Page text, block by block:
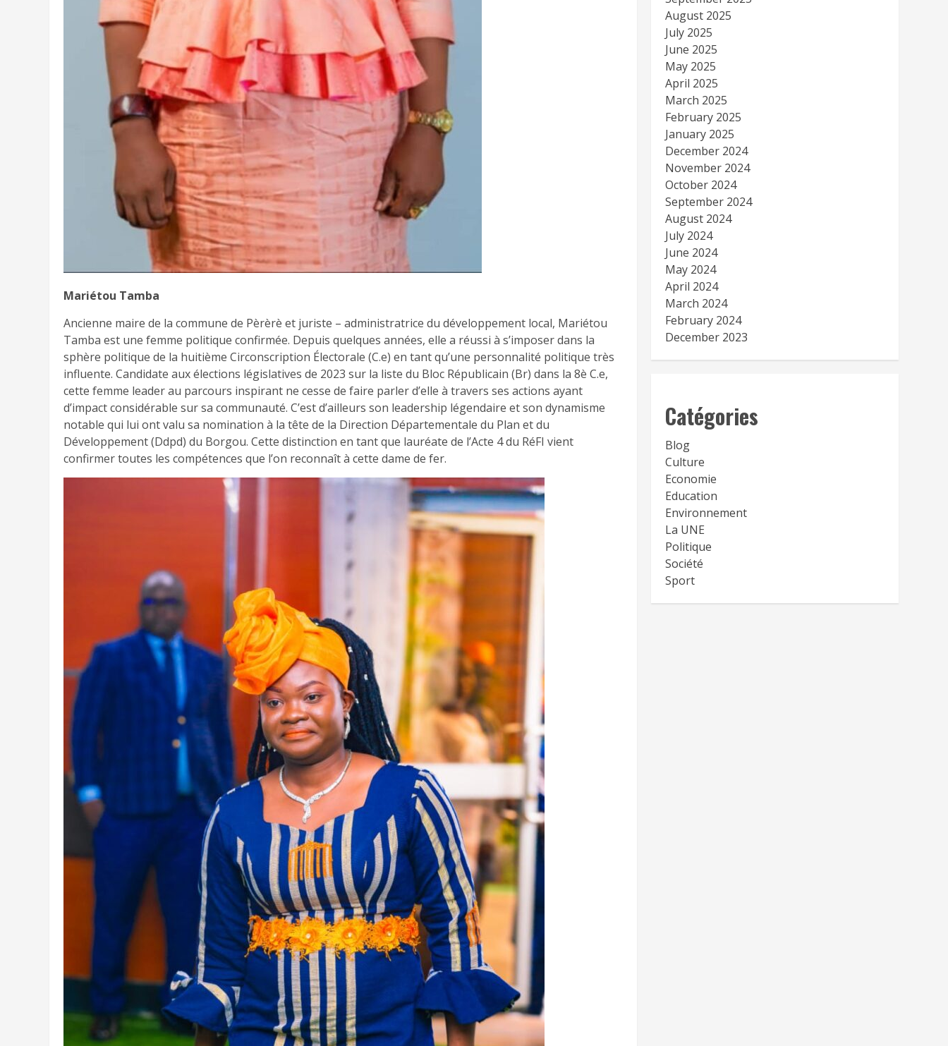
Mariétou Tamba
Ancienne maire de la commune de Pèrèrè et juriste – administratrice du développement local, Mariétou
Tamba est une femme politique confirmée. Depuis quelques années, elle a réussi à s’imposer dans la
sphère politique de la huitième Circonscription Électorale (C.e) en tant qu’une personnalité politique très
influente. Candidate aux élections législatives de 2023 sur la liste du Bloc Républicain (Br) dans la 8è C.e,
cette femme leader au parcours inspirant ne cesse de faire parler d’elle à travers ses actions ayant
d’impact considérable sur sa communauté. C’est d’ailleurs son leadership légendaire et son dynamisme
notable qui lui ont valu sa nomination à la tête de la Direction Départementale du Plan et du
Développement (Ddpd) du Borgou. Cette distinction en tant que lauréate de l’Acte 4 du RéFI vient
confirmer toutes les compétences que l’on reconnaît à cette dame de fer.
August 2025
July 2025
June 2025
May 2025
April 2025
March 2025
February 2025
January 2025
December 2024
November 2024
October 2024
September 2024
August 2024
July 2024
June 2024
May 2024
April 2024
March 2024
February 2024
December 2023
Catégories
Blog
Culture
Economie
Education
Environnement
La UNE
Politique
Société
Sport